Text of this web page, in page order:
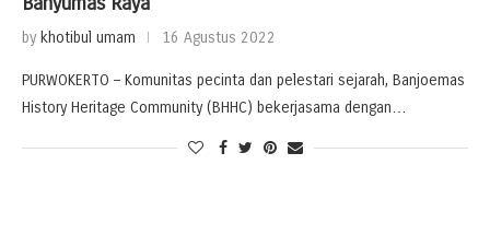
by khotibul umam 16 Agustus 2022
PURWOKERTO – Komunitas pecinta dan pelestari sejarah, Banjoemas
History Heritage Community (BHHC) bekerjasama dengan…